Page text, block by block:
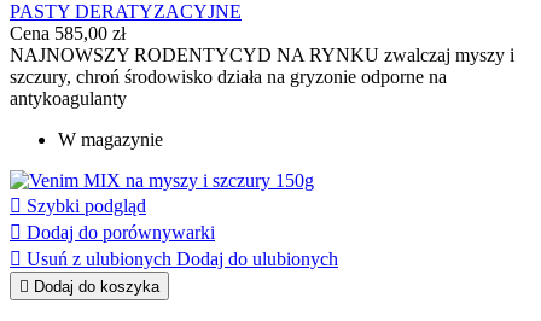
PASTY DERATYZACYJNE
Cena 585,00 zł
NAJNOWSZY RODENTYCYD NA RYNKU zwalczaj myszy i
szczury, chroń środowisko działa na gryzonie odporne na
antykoagulanty
W magazynie
 Szybki podgląd
 Dodaj do porównywarki
 Usuń z ulubionych Dodaj do ulubionych
 Dodaj do koszyka